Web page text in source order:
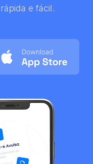
e fácil.